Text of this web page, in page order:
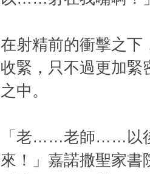
在射精前的衝擊之下
收緊，只不過更加緊
之中。
「老……老師……以
來！」嘉諾撒聖家書